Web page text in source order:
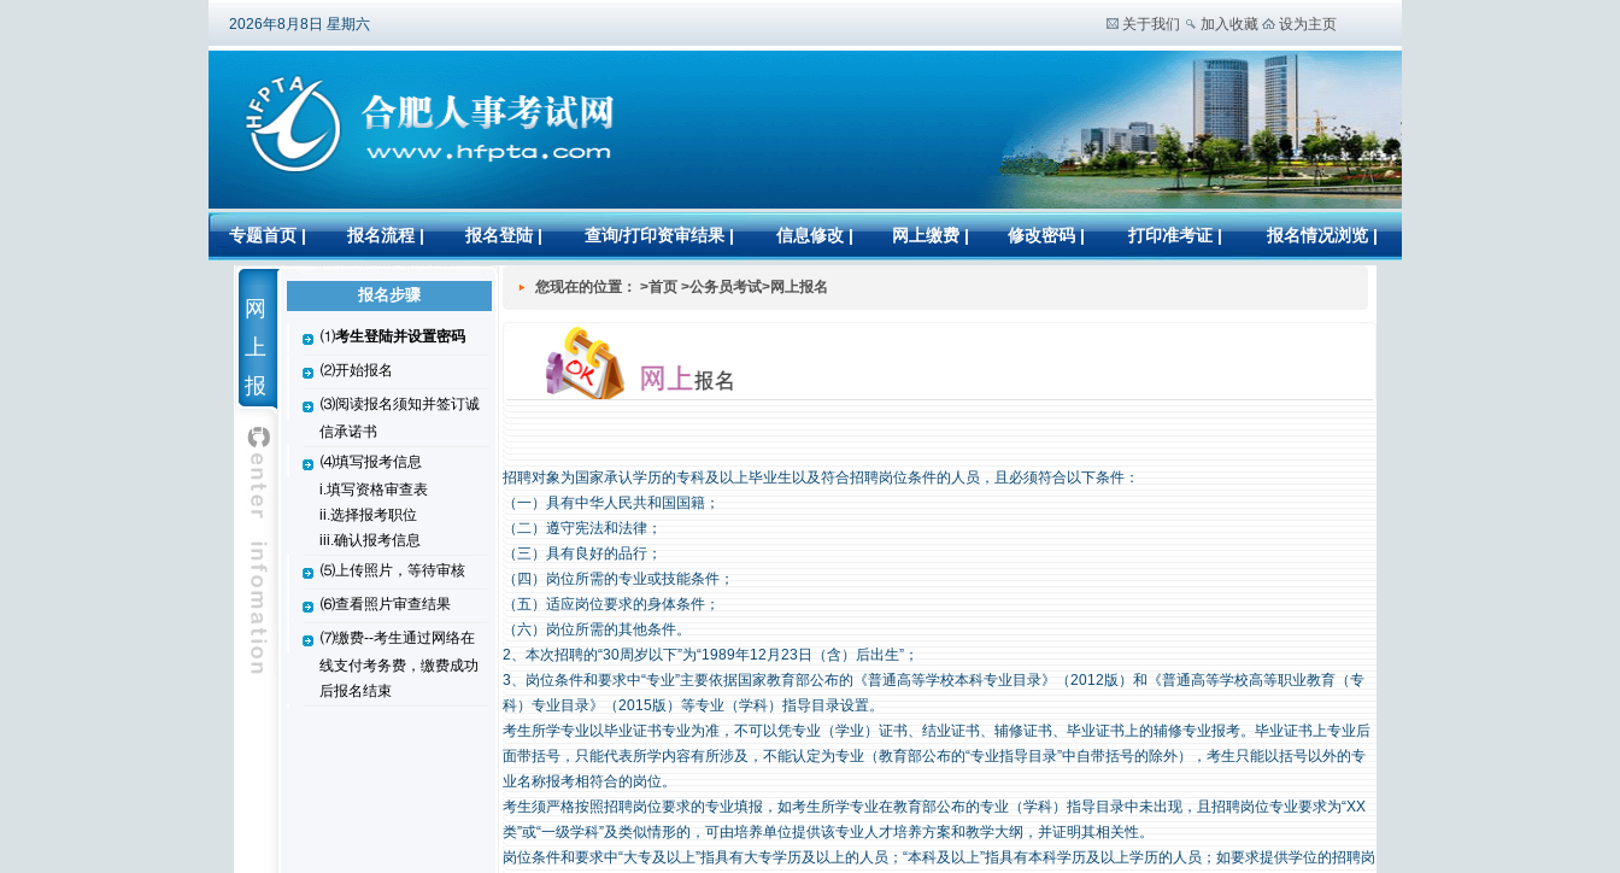
2026年8月8日 星期六 关于我们 加入收藏 设为主页
专题首页 | 报名流程| 报名登陆 | 查询/打印资审结果| 信息修改| 网上缴费| 修改密码| 打印准考证 | 报名情况浏览|
网
上
报
名
报名步骤
⑴考生登陆并设置密码
⑵开始报名
⑶阅读报名须知并签订诚
信承诺书
⑷填写报考信息
i.填写资格审查表
ii.选择报考职位
iii.确认报考信息
⑸上传照片，等待审核
⑹查看照片审查结果
⑺缴费--考生通过网络在
线支付考务费，缴费成功
后报名结束
您现在的位置： >首页 >公务员考试>网上报名
招聘对象为国家承认学历的专科及以上毕业生以及符合招聘岗位条件的人员，且必须符合以下条件：
（一）具有中华人民共和国国籍；
（二）遵守宪法和法律；
（三）具有良好的品行；
（四）岗位所需的专业或技能条件；
（五）适应岗位要求的身体条件；
（六）岗位所需的其他条件。
2、本次招聘的“30周岁以下”为“1989年12月23日（含）后出生”；
3、岗位条件和要求中“专业”主要依据国家教育部公布的《普通高等学校本科专业目录》（2012版）和《普通高等学校高等职业教育（专
科）专业目录》（2015版）等专业（学科）指导目录设置。
考生所学专业以毕业证书专业为准，不可以凭专业（学业）证书、结业证书、辅修证书、毕业证书上的辅修专业报考。毕业证书上专业后
面带括号，只能代表所学内容有所涉及，不能认定为专业（教育部公布的“专业指导目录”中自带括号的除外），考生只能以括号以外的专
业名称报考相符合的岗位。
考生须严格按照招聘岗位要求的专业填报，如考生所学专业在教育部公布的专业（学科）指导目录中未出现，且招聘岗位专业要求为“XX
类”或“一级学科”及类似情形的，可由培养单位提供该专业人才培养方案和教学大纲，并证明其相关性。
岗位条件和要求中“大专及以上”指具有大专学历及以上的人员；“本科及以上”指具有本科学历及以上学历的人员；如要求提供学位的招聘岗